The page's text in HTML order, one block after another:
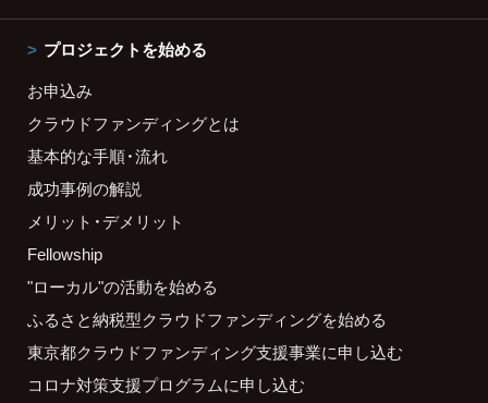
プロジェクトを始める
お申込み
クラウドファンディングとは
基本的な手順・流れ
成功事例の解説
メリット・デメリット
Fellowship
"ローカル"の活動を始める
ふるさと納税型クラウドファンディングを始める
東京都クラウドファンディング支援事業に申し込む
コロナ対策支援プログラムに申し込む